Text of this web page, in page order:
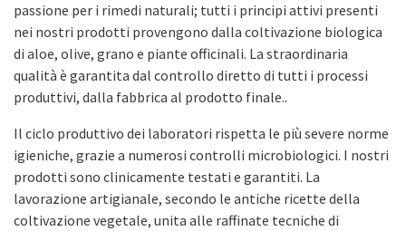
passione per i rimedi naturali; tutti i principi attivi presenti
nei nostri prodotti provengono dalla coltivazione biologica
di aloe, olive, grano e piante officinali. La straordinaria
qualità è garantita dal controllo diretto di tutti i processi
produttivi, dalla fabbrica al prodotto finale..
Il ciclo produttivo dei laboratori rispetta le più severe norme
igieniche, grazie a numerosi controlli microbiologici. I nostri
prodotti sono clinicamente testati e garantiti. La
lavorazione artigianale, secondo le antiche ricette della
coltivazione vegetale, unita alle raffinate tecniche di